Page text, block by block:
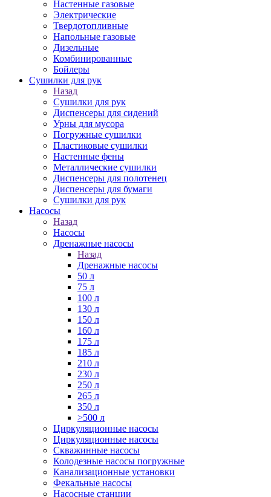
Настенные газовые
Электрические
Твердотопливные
Напольные газовые
Дизельные
Комбинированные
Бойлеры
Сушилки для рук
Назад
Сушилки для рук
Диспенсеры для сидений
Урны для мусора
Погружные сушилки
Пластиковые сушилки
Настенные фены
Металлические сушилки
Диспенсеры для полотенец
Диспенсеры для бумаги
Сушилки для рук
Насосы
Назад
Насосы
Дренажные насосы
Назад
Дренажные насосы
50 л
75 л
100 л
130 л
150 л
160 л
175 л
185 л
210 л
230 л
250 л
265 л
350 л
>500 л
Циркуляционные насосы
Циркуляционные насосы
Скважинные насосы
Колодезные насосы погружные
Канализационные установки
Фекальные насосы
Насосные станции